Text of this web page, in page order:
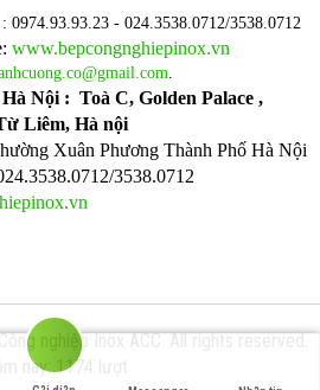
0974.93.93.23 - 024.3538.0712/3538.0712
www.bepcongnghiepinox.vn
.
Nội : Toà C, Golden Palace ,
Liêm, Hà nội
Xuân Phương Thành Phố Hà Nội
3538.0712
nghiệp Inox ACC. All rights reserved.
nay: 1174 lượt